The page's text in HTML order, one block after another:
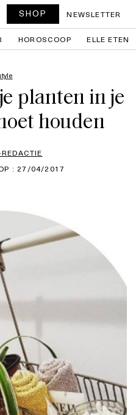
SHOP NEWSLETTER
HOROSCOOP ELLE ETEN
planten in je
houden
: 27/04/2017